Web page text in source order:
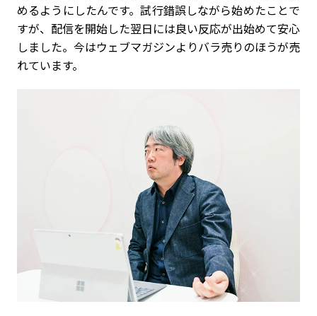
めるようにしたんです。試行錯誤しながら始めたことで
すが、配信を開始した翌日には良い反応が出始めて安心
しました。今はウェブマガジンよりバラ売りのほうが売
れています。